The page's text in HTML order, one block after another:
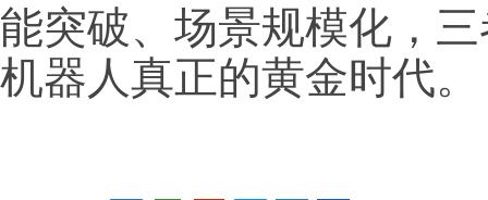
能突破、场景规模化，
机器人真正的黄金时代。